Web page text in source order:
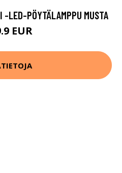
LED-PÖYTÄLAMPPU MUSTA
EUR